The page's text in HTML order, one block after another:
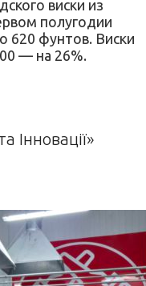
виски из
полугодии
620 фунтов. Виски
— на 26%.
Інновації»